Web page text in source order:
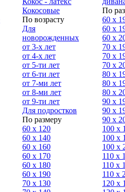
Кокосовые
По возрасту
Для
новорожденных
от 3-х лет
от 4-х лет
от 5-ти лет
от 6-ти лет
от 7-ми лет
от 8-ми лет
от 9-ти лет
Для подростков
По размеру
60 х 120
60 х 140
60 х 160
60 х 170
60 х 180
60 х 190
70 х 130
По
60 х
60 х
60 х
70 x
70 х
70 x
80 x
80 x
80 x
90 x
90 x
90 x
100 x
100 х
100 x
110 x
110 х
110 х
120 х